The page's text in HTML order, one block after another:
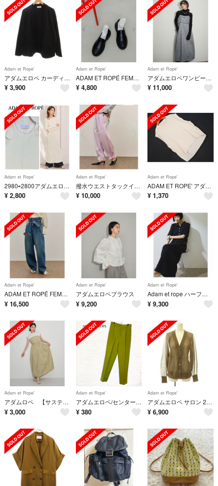
Adam et Rope'
アダムエロペ カーディガン L 黒 ブラック ノーカラー ボタンレス /NL
¥ 3,900
Adam et Rope'
ADAM ET ROPÉ FEMME 晴雨兼用ベーシックローファー
¥ 4,800
Adam et Rope'
アダムエロペワンピース36
¥ 11,000
Adam et Rope'
2980⇨2800アダムエロペ 定価1.5万カットアウトワンピース 白 コットン
¥ 2,800
Adam et Rope'
撥水ウエストタックイージーパンツ
¥ 10,000
Adam et Rope'
ADAM ET ROPE' アダムエロペ ノースリーブ ニット セーター size38/白 ■◆ レディース
¥ 1,370
Adam et Rope'
ADAM ET ROPÉ FEMMEサステナブルロングタブベルトバレルデニム
¥ 16,500
Adam et Rope'
アダムエロペブラウス
¥ 9,200
Adam et Rope'
Adam et rope ハーフスリーブポロシャツワンピース
¥ 9,300
Adam et Rope'
アダムロペ 【サステナブル・洗える】ベアレイヤードワンピース
¥ 3,000
Adam et Rope'
アダムエロペ/センタープレスカラーパンツ/Ｓ/ハイウエスト/ライトグリーン
¥ 380
Adam et Rope'
アダムエロペ サロン 26SS ブライトラメVネックシアーカーディガン 長袖
¥ 6,900